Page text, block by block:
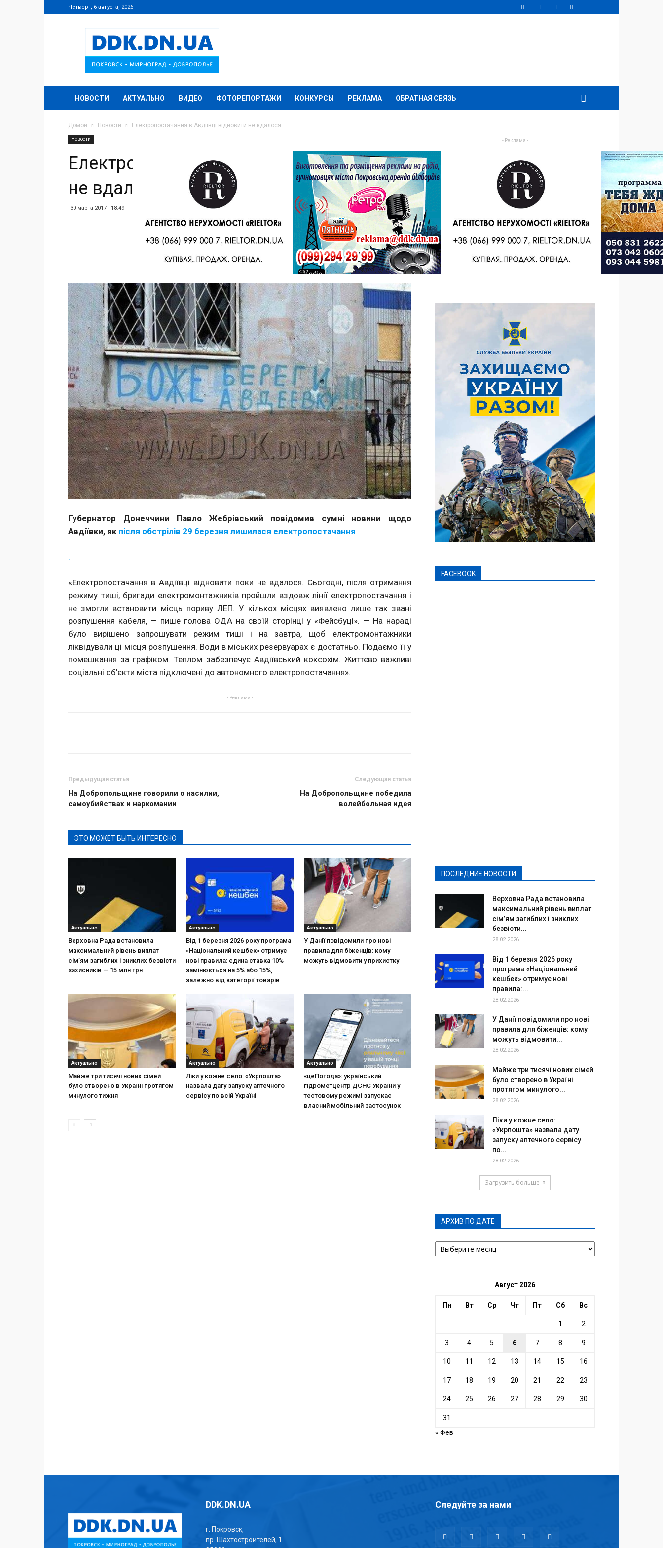
Четверг, 6 августа, 2026
DDK.DN.UA
НОВОСТИ АКТУАЛЬНО ВИДЕО ФОТОРЕПОРТАЖИ КОНКУРСЫ РЕКЛАМА ОБРАТНАЯ СВЯЗЬ
Домой Новости Електропостачання в Авдіївці відновити не вдалося
Новости
Електропостачання в Авдіївці відновити
не вдалося
30 марта 2017 - 18:49
Губернатор Донеччини Павло Жебрівський повідомив сумні новини щодо
Авдіївки, як після обстрілів 29 березня лишилася електропостачання
.
«Електропостачання в Авдіївці відновити поки не вдалося. Сьогодні, після отримання
режиму тиші, бригади електромонтажників пройшли вздовж лінії електропостачання і
не змогли встановити місць пориву ЛЕП. У кількох місцях виявлено лише так звані
розпушення кабеля, — пише голова ОДА на своїй сторінці у «Фейсбуці». — На нараді
було вирішено запрошувати режим тиші і на завтра, щоб електромонтажники
ліквідували ці місця розпушення. Води в міських резервуарах є достатньо. Подаємо її у
помешкання за графіком. Теплом забезпечує Авдіївський коксохім. Життєво важливі
соціальні об’єкти міста підключені до автономного електропостачання».
- Реклама -
Предыдущая статья
На Добропольщине говорили о насилии,
самоубийствах и наркомании
Следующая статья
На Добропольщине победила
волейбольная идея
ЭТО МОЖЕТ БЫТЬ ИНТЕРЕСНО
Актуально
Верховна Рада встановила
максимальний рівень виплат
сім’ям загиблих і зниклих безвісти
захисників — 15 млн грн
Актуально
Від 1 березня 2026 року програма
«Національний кешбек» отримує
нові правила: єдина ставка 10%
замінюється на 5% або 15%,
залежно від категорії товарів
Актуально
У Данії повідомили про нові
правила для біженців: кому
можуть відмовити у прихистку
Актуально
Майже три тисячі нових сімей
було створено в Україні протягом
минулого тижня
Актуально
Ліки у кожне село: «Укрпошта»
назвала дату запуску аптечного
сервісу по всій Україні
Актуально
«цеПогода»: український
гідрометцентр ДСНС України у
тестовому режимі запускає
власний мобільний застосунок
- Реклама -
FACEBOOK
ПОСЛЕДНИЕ НОВОСТИ
Верховна Рада встановила
максимальний рівень виплат
сім’ям загиблих і зниклих
безвісти...
28.02.2026
Від 1 березня 2026 року
програма «Національний
кешбек» отримує нові
правила:...
28.02.2026
У Данії повідомили про нові
правила для біженців: кому
можуть відмовити...
28.02.2026
Майже три тисячі нових сімей
було створено в Україні
протягом минулого...
28.02.2026
Ліки у кожне село:
«Укрпошта» назвала дату
запуску аптечного сервісу
по...
28.02.2026
Загрузить больше
АРХИВ ПО ДАТЕ
АРХИВ
ПО
Август 2026
Пн Вт Ср Чт Пт Сб Вс
1 2
3 4 5 6 7 8 9
10 11 12 13 14 15 16
17 18 19 20 21 22 23
24 25 26 27 28 29 30
31
« Фев
DDK.DN.UA
г. Покровск,
пр. Шахтостроителей, 1
Следуйте за нами